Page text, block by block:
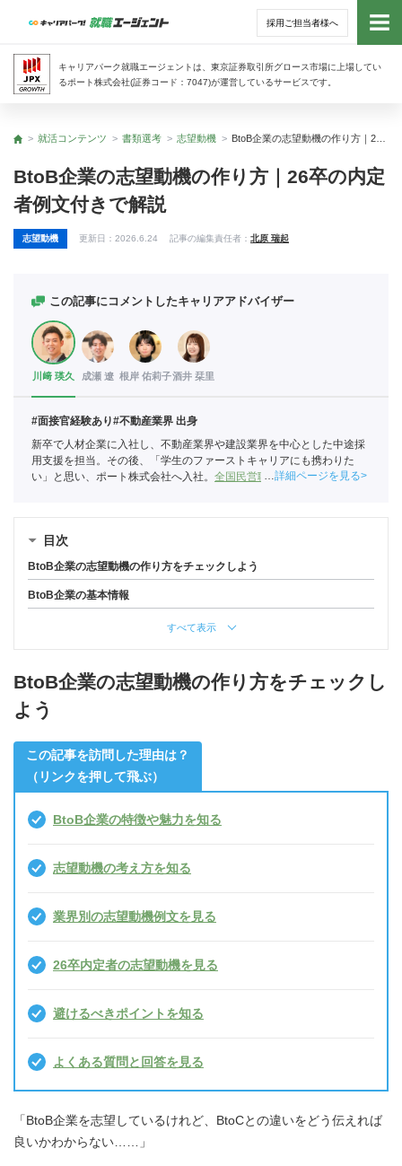
採用ご担当者様へ
キャリアパーク就職エージェントは、東京証券取引所グロース市場に上場してい
るポート株式会社(証券コード：7047)が運営しているサービスです。
トッ
トップ
就活コンテンツ 書類選考 志望動機
BtoB企業の志望動機の作り方｜26卒の内定
者例文付きで解説
志望動機 更新日： 2026.6.24 記事の編集責任者： 北原 瑞起
この記事にコメントしたキャリアアドバイザー
川﨑 瑛久 成瀬 遼 根岸 佑莉子酒井 栞里
#面接官経験あり#不動産業界 出身
新卒で人材企業に入社し、不動産業界や建設業界を中心とした中途採
用支援を担当。その後、「学生のファーストキャリアにも携わりた
い」と思い、ポート株式会社へ入社。 全国民営職業紹介事業協会職業
詳細ページを見る
目次
BtoB企業の志望動機の作り方をチェックしよう
BtoB企業の基本情報
すべて表示
BtoB企業の志望動機の作り方をチェックし
よう
この記事を訪問した理由は？
（リンクを押して飛ぶ）
BtoB企業の特徴や魅力を知る
志望動機の考え方を知る
業界別の志望動機例文を見る
26卒内定者の志望動機を見る
避けるべきポイントを知る
よくある質問と回答を見る
「BtoB企業を志望しているけれど、BtoCとの違いをどう伝えれば
良いかわからない……」